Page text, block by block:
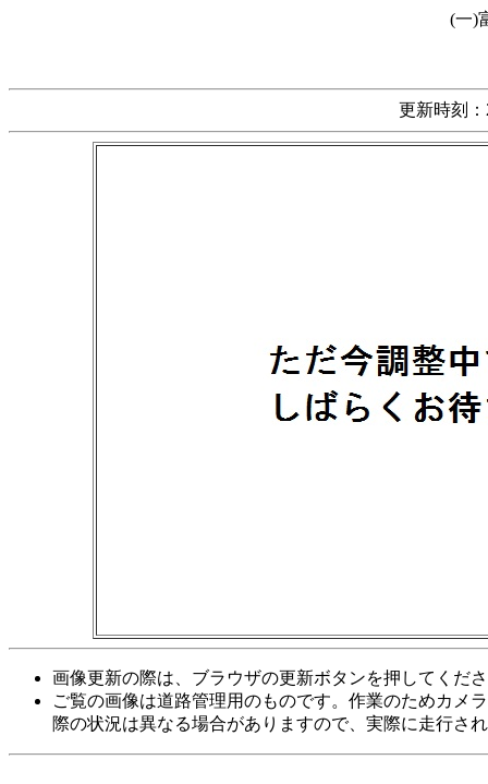
(一)
更新時刻：
画像更新の際は、ブラウザの更新ボタンを押してくだ
ご覧の画像は道路管理用のものです。作業のためカメ
際の状況は異なる場合がありますので、実際に走行さ